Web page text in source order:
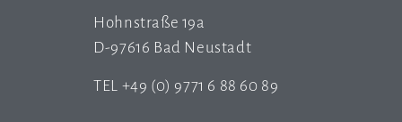
Hohnstraße 19a
D-97616 Bad Neustadt
TEL +49 (0) 9771 6 88 60 89